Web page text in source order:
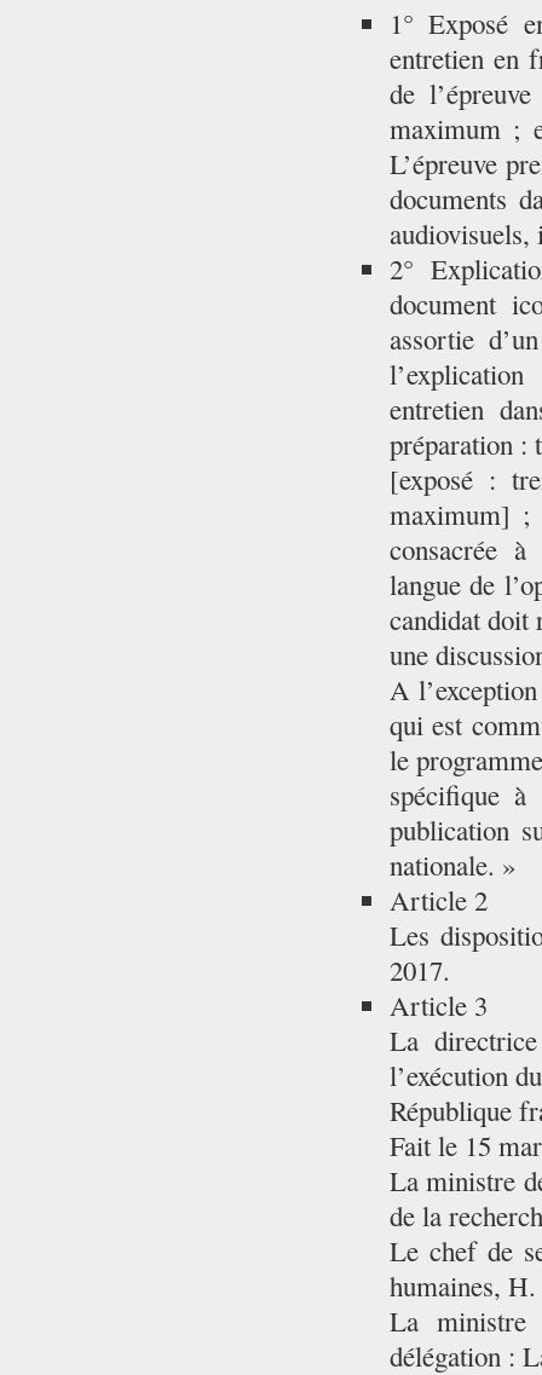
1° Exposé
entretien en
de
maximum ;
L’épreuve
documents
audiovisuels,
2°
document
assortie
entretien
préparation :
[exposé :
maximum] ;
consacrée
langue de
candidat doit
une
A
qui est
le
spécifique à
publication
nationale. »
Article 2
Les
2017.
Article 3
La
l’exécution
République
Fait le 15
La ministre
de la
Le chef de
humaines,
La
délégation :